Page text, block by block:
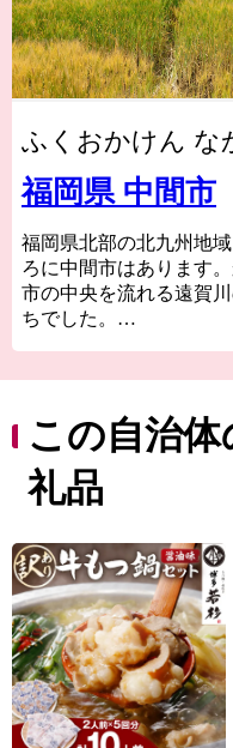
ふくおかけん な
福岡県 中間市
福岡県北部の北九州地
ろに中間市はあります
市の中央を流れる遠賀
ちでした。
な「川西」の今昔の風
平成30年に市制施行
ともに新たな歩みを始
地ポンプ室」をはじめ
河川敷の風景など、遠
ています。
わたしたち中間市は、
ちです。小さなまちだ
組んでいきたいと思っ
ていることを、ぜひご
この自治
礼品